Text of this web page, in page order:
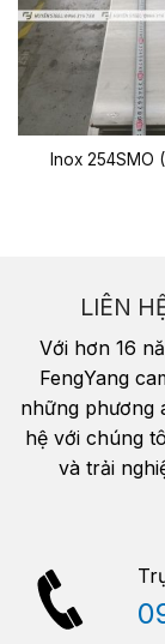
Inox 254SMO
LIÊN
Với hơn 16
FengYang
những phương
hệ với chúng
và trải